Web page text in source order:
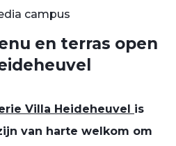
campus
en terras open
Villa Heideheuvel is
van harte welkom om